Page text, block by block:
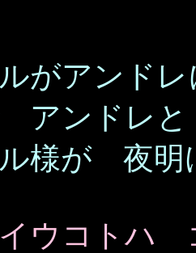
がアンド
アンドレと
が 夜明け
ウコトハ